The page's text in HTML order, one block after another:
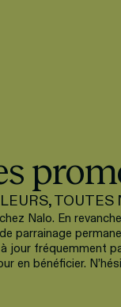
Nalo. En
parrainage
jour fréquemment
en bénéficier.